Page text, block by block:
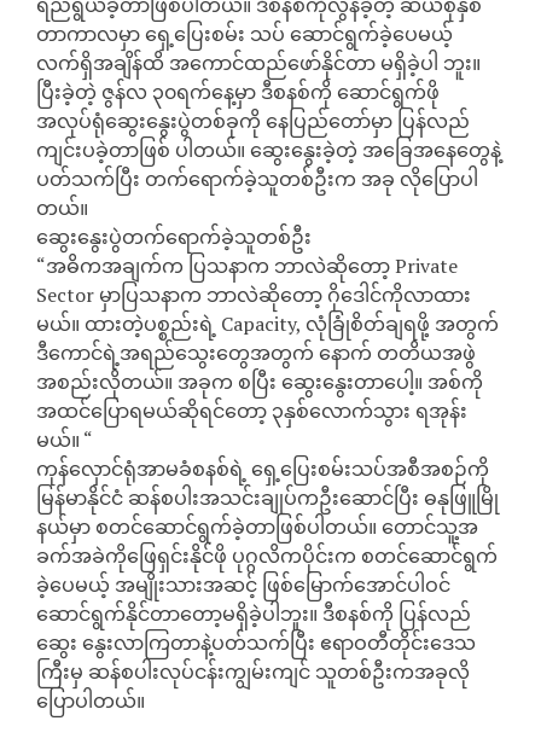
တာကာလမှာ ရှေ့ပြေးစမ်း သပ် ဆောင်ရွက်ခဲ့ပေမယ့်
လက်ရှိအချိန်ထိ အကောင်ထည်ဖော်နိုင်တာ မရှိခဲ့ပါ ဘူး။
ပြီးခဲ့တဲ့ ဇွန်လ ၃၀ရက်နေ့မှာ ဒီစနစ်ကို ဆောင်ရွက်ဖို
အလုပ်ရုံဆွေးနွေးပွဲတစ်ခုကို နေပြည်တော်မှာ ပြန်လည်
ကျင်းပခဲ့တာဖြစ် ပါတယ်။ ဆွေးနွေးခဲ့တဲ့ အခြေအနေတွေနဲ့
ပတ်သက်ပြီး တက်ရောက်ခဲ့သူတစ်ဦးက အခု လိုပြောပါ
တယ်။
ဆွေးနွေးပွဲတက်ရောက်ခဲ့သူတစ်ဦး
“အဓိကအချက်က ပြသနာက ဘာလဲဆိုတော့ Private
Sector မှာပြသနာက ဘာလဲဆိုတော့ ဂိုဒေါင်ကိုလာထား
မယ်။ ထားတဲ့ပစ္စည်းရဲ့ Capacity, လုံခြုံစိတ်ချရဖို့ အတွက်
ဒီကောင်ရဲ့အရည်သွေးတွေအတွက် နောက် တတိယအဖွဲ
အစည်းလိုတယ်။ အခုက စပြီး ဆွေးနွေးတာပေါ့။ အစ်ကို
အထင်ပြောရမယ်ဆိုရင်တော့ ၃နှစ်လောက်သွား ရအုန်း
မယ်။ “
ကုန်လှောင်ရုံအာမခံစနစ်ရဲ့ ရှေ့ပြေးစမ်းသပ်အစီအစဉ်ကို
မြန်မာနိုင်ငံ ဆန်စပါးအသင်းချုပ်ကဦးဆောင်ပြီး ဓနုဖြူမြို
နယ်မှာ စတင်ဆောင်ရွက်ခဲ့တာဖြစ်ပါတယ်။ တောင်သူ့အ
ခက်အခဲကိုဖြေရှင်းနိုင်ဖို ပုဂ္ဂလိကပိုင်းက စတင်ဆောင်ရွက်
ခဲ့ပေမယ့် အမျိုးသားအဆင့် ဖြစ်မြောက်အောင်ပါဝင်
ဆောင်ရွက်နိုင်တာတော့မရှိခဲ့ပါဘူး။ ဒီစနစ်ကို ပြန်လည်
ဆွေး နွေးလာကြတာနဲ့ပတ်သက်ပြီး ဧရာဝတီတိုင်းဒေသ
ကြီးမှ ဆန်စပါးလုပ်ငန်းကျွမ်းကျင် သူတစ်ဦးကအခုလို
ပြောပါတယ်။